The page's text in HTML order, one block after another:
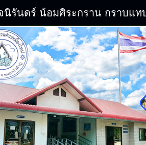
นิรันดร์ น้อมศิระกราน กราบ